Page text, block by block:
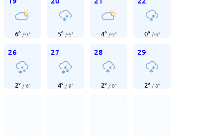
6° /-3° 5° /-5° 4° /-5° 0° /-6°
26
2° /-6°
27
4° /-9°
28
2° /-8°
29
2° /-8°